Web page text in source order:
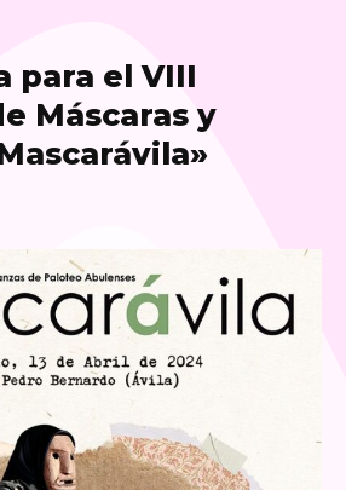
para el VIII
Máscaras y